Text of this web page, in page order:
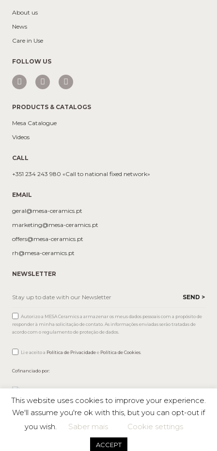
About us
News
Care in Use
FOLLOW US
PRODUCTS & CATALOGS
Mesa Catalogue
Videos
CALL
+351 234 243 980 «Call to national fixed network»
EMAIL
geral@mesa-ceramics.pt
marketing@mesa-ceramics.pt
offers@mesa-ceramics.pt
rh@mesa-ceramics.pt
NEWSLETTER
Autorizo a MESA Ceramics a armazenar os meus dados pessoais com a propósito de
responder à minha solicitação de contato. As informações enviadas serão tratadas de
acordo com o regulamento de proteção de dados.
Li e aceito a Política de Privacidadee Política de Cookies
Cofinanciado por:
Mesa © 2026 All rights reserved |Private Policy
This website uses cookies to improve your experience.
We'll assume you're ok with this, but you can opt-out if
you wish.
Saber mais Cookie settings
ACCEPT